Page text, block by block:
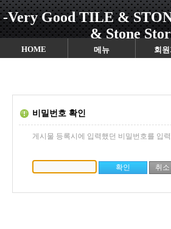
-Very Good TILE &
& Stone
HOME 메뉴 회
비밀번호 확인
게시물 등록시에 입력했던 비밀번호를 입